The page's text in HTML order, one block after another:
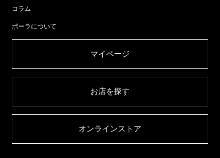
コラム
ポーラについて
マイページ​
お店を探す​
オンラインストア​